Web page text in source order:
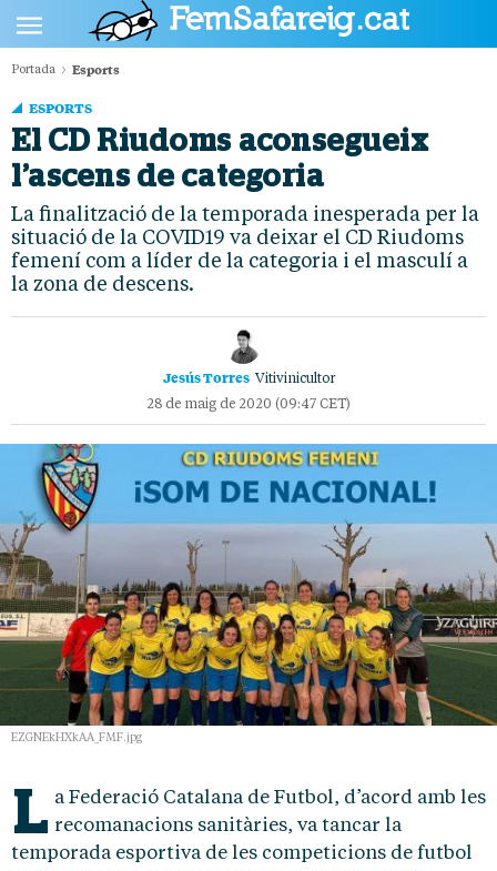
CULTURA
SOCIETAT
ESPORTS
OPINIÓ
Portada Esports
ESPORTS
El CD Riudoms aconsegueix
l’ascens de categoria
La finalització de la temporada inesperada per la
situació de la COVID19 va deixar el CD Riudoms
femení com a líder de la categoria i el masculí a
la zona de descens.
Jesús Torres Vitivinicultor
28 de maig de 2020 (09:47 CET)
EZGNEkHXkAA_FMF.jpg
L a Federació Catalana de Futbol, d’acord amb les
recomanacions sanitàries, va tancar la
temporada esportiva de les competicions de futbol